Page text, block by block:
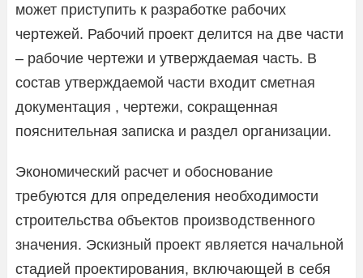
может приступить к разработке рабочих
чертежей. Рабочий проект делится на две части
– рабочие чертежи и утверждаемая часть. В
состав утверждаемой части входит сметная
документация , чертежи, сокращенная
пояснительная записка и раздел организации.
Экономический расчет и обоснование
требуются для определения необходимости
строительства объектов производственного
значения. Эскизный проект является начальной
стадией проектирования, включающей в себя